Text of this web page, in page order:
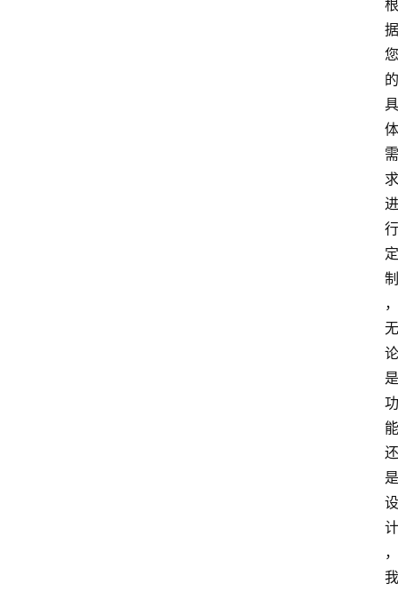
根
据
您
的
具
体
需
求
进
行
定
制
，
无
论
是
功
能
还
是
设
计
，
我